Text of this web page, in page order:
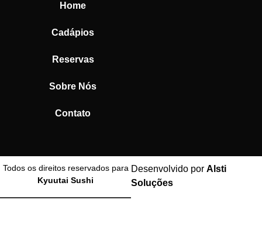
Home
Cadápios
Reservas
Sobre Nós
Contato
Todos os direitos reservados para
Kyuutai Sushi
Desenvolvido por Alsti
Soluções